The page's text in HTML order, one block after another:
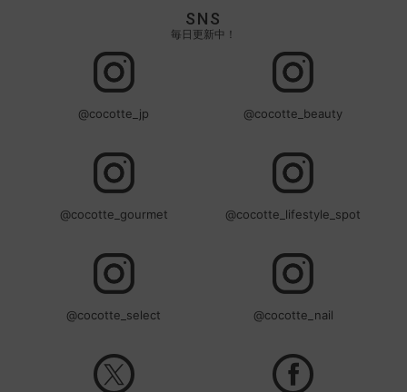
SNS
毎日更新中！
@cocotte_jp @cocotte_beauty
@cocotte_gourmet @cocotte_lifestyle_spot
@cocotte_select @cocotte_nail